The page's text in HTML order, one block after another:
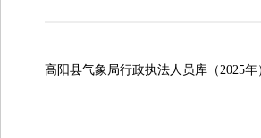
高阳县气象局行政执法人员库（2025年